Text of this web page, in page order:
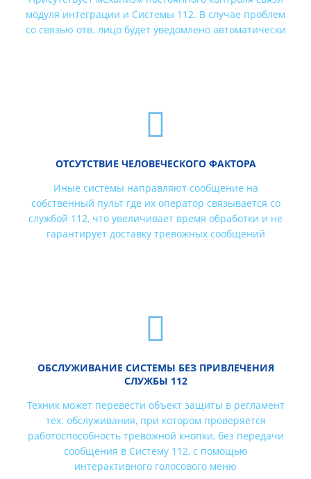
модуля интеграции и Системы 112. В случае проблем
со связью отв. лицо будет уведомлено автоматически
ОТСУТСТВИЕ ЧЕЛОВЕЧЕСКОГО ФАКТОРА
Иные системы направляют сообщение на
собственный пульт где их оператор связывается со
службой 112, что увеличивает время обработки и не
гарантирует доставку тревожных сообщений
ОБСЛУЖИВАНИЕ СИСТЕМЫ БЕЗ ПРИВЛЕЧЕНИЯ
СЛУЖБЫ 112
Техник может перевести объект защиты в регламент
тех. обслуживания, при котором проверяется
работоспособность тревожной кнопки, без передачи
сообщения в Систему 112, с помощью
интерактивного голосового меню